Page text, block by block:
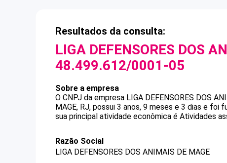
Resultados da consulta:
LIGA DEFENSORES DOS
48.499.612/0001-05
Sobre a empresa
O CNPJ da empresa LIGA DEFENSORES DOS
MAGE, RJ, possui 3 anos, 9 meses e 3 dias e foi
sua principal atividade econômica é Atividades
Razão Social
LIGA DEFENSORES DOS ANIMAIS DE MAGE